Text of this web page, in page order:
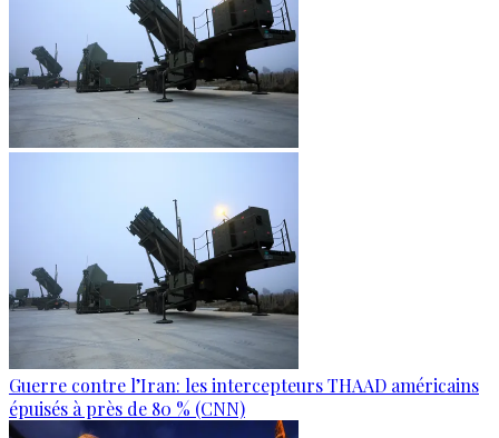
Guerre contre l’Iran: les intercepteurs THAAD américains
épuisés à près de 80 % (CNN)